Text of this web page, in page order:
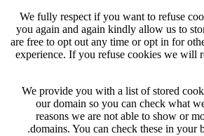
We fully respect if you want to
you again and again kindly allow us
are free to opt out any time or opt in
experience. If you refuse cookies
We provide you with a list of
our domain so you can check
reasons we are not able to
domains. You can check these in